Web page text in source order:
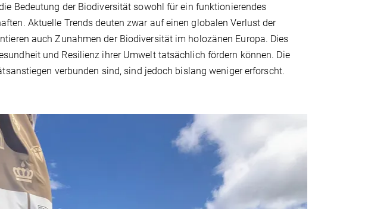
Bedeutung der Biodiversität sowohl für ein funktionierendes
Aktuelle Trends deuten zwar auf einen globalen Verlust der
auch Zunahmen der Biodiversität im holozänen Europa. Dies
und Resilienz ihrer Umwelt tatsächlich fördern können. Die
verbunden sind, sind jedoch bislang weniger erforscht.